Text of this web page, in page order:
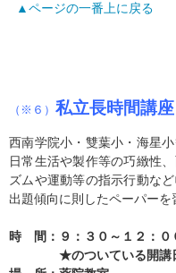
▲ページの一番上に戻る
（※６） 私立長時間講座
西南学院小・雙葉小・海星
日常生活や製作等の巧緻性
ズムや運動等の指示行動な
出題傾向に則したペーパーを
時 間：９：３０～１２：０
★のついている開講日